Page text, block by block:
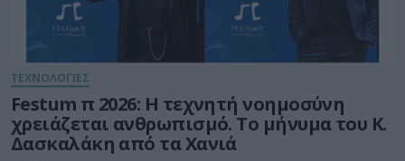
ΤΕΧΝΟΛΟΓΙΕΣ
Festum π 2026: Η τεχνητή νοημοσύνη
χρειάζεται ανθρωπισμό. Το μήνυμα του Κ.
Δασκαλάκη από τα Χανιά